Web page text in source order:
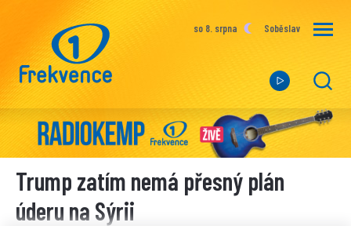
so 8. srpna Soběslav
Trump zatím nemá přesný plán
úderu na Sýrii